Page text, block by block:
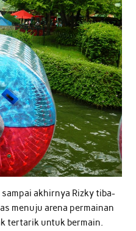
akhirnya Rizky tiba-
menuju arena permainan
tertarik untuk bermain.